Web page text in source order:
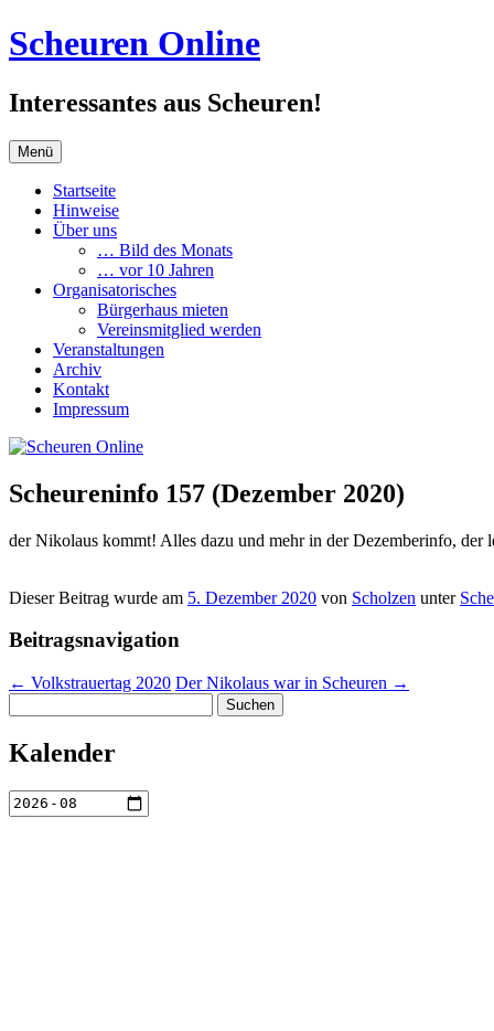
Zum
Inhalt
Scheuren Online
Interessantes aus Scheuren!
Menü
Startseite
Hinweise
Über uns
… Bild des Monats
… vor 10 Jahren
Organisatorisches
Bürgerhaus mieten
Vereinsmitglied werden
Veranstaltungen
Archiv
Kontakt
Impressum
Scheureninfo 157 (Dezember 2020)
der Nikolaus kommt! Alles dazu und mehr in der Dezemberinfo, der
Dieser Beitrag wurde am 5. Dezember 2020 von Scholzen unter
Beitragsnavigation
← Volkstrauertag 2020 Der Nikolaus war in Scheuren →
nach:
Kalender